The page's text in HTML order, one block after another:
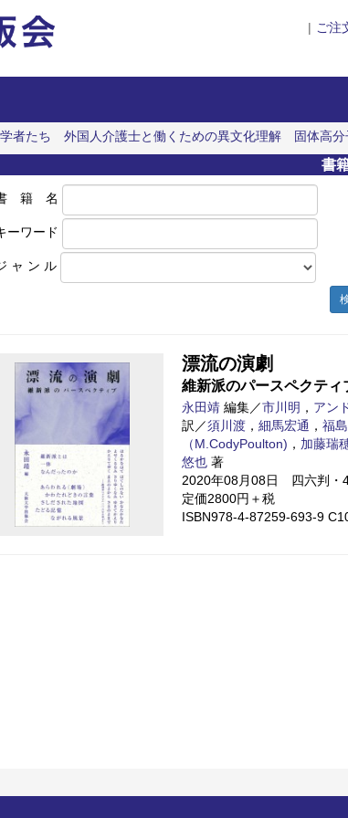
| ご注
者たち 外国人介護士と働くための異文化理解 固体高
野藤助賽郭真写「松山本草」
書
籍 名
ーワード
ャ ン ル
漂流の演劇
維新派のパースペクティ
永田靖 編集／市川明 ， アン
訳／須川渡 ， 細馬宏通 ， 福
（M.CodyPoulton) ， 加藤瑞
悠也 著
2020年08月08日 四六判・
定価2800円＋税
ISBN978-4-87259-693-9